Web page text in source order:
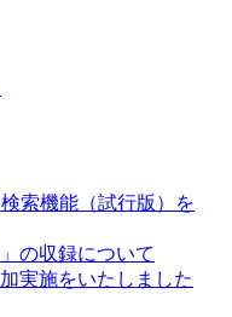
索機能（試行版）を
の収録について
実施をいたしました